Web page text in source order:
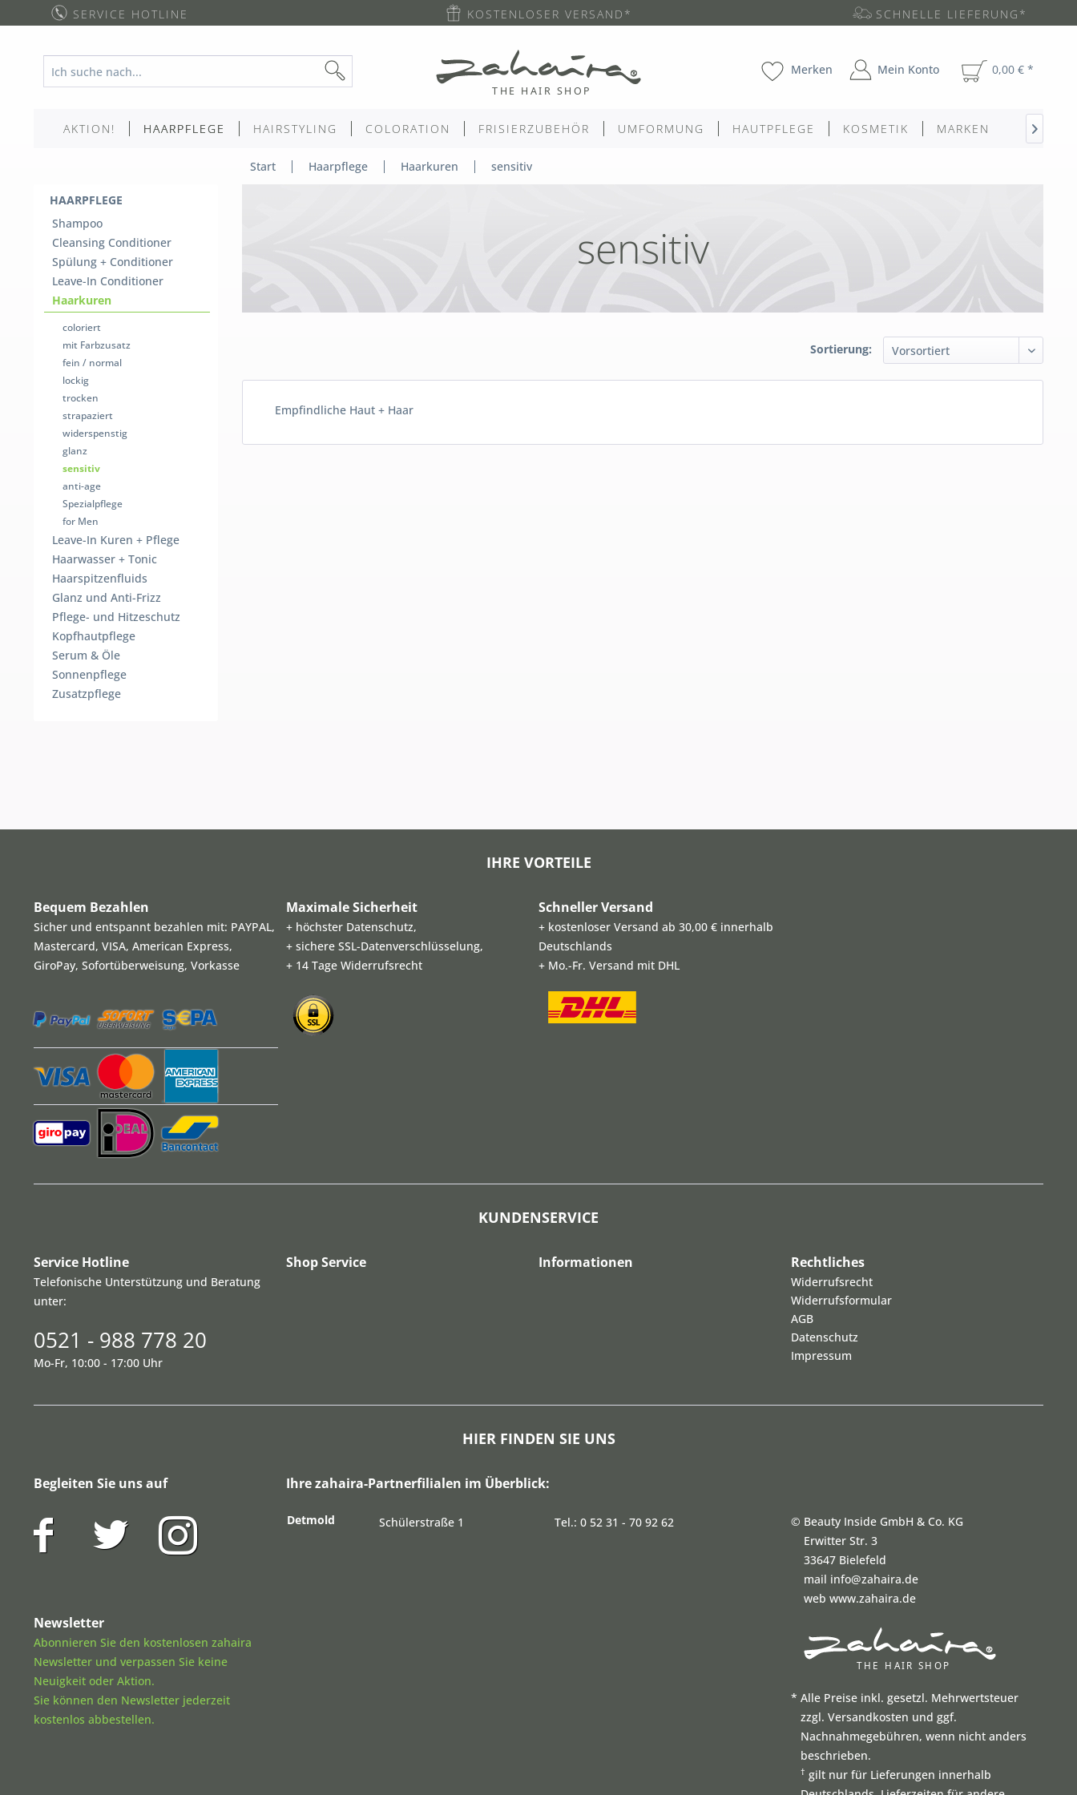
SERVICE HOTLINE KOSTENLOSER VERSAND* SCHNELLE LIEFERUNG*
Merken Mein Konto 0,00 € *
AKTION! HAARPFLEGE HAIRSTYLING COLORATION FRISIERZUBEHÖR UMFORMUNG HAUTPFLEGE KOSMETIK MARKEN 
HAARPFLEGE
Shampoo
Cleansing Conditioner
Spülung + Conditioner
Leave-In Conditioner
Haarkuren
coloriert
mit Farbzusatz
fein / normal
lockig
trocken
strapaziert
widerspenstig
glanz
sensitiv
anti-age
Spezialpflege
for Men
Leave-In Kuren + Pflege
Haarwasser + Tonic
Haarspitzenfluids
Glanz und Anti-Frizz
Pflege- und Hitzeschutz
Kopfhautpflege
Serum & Öle
Sonnenpflege
Zusatzpflege
Start Haarpflege Haarkuren sensitiv
sensitiv
Sortierung:
Empfindliche Haut + Haar
IHRE VORTEILE
Bequem Bezahlen
Sicher und entspannt bezahlen mit: PAYPAL,
Mastercard, VISA, American Express,
GiroPay, Sofortüberweisung, Vorkasse
Maximale Sicherheit
+ höchster Datenschutz,
+ sichere SSL-Datenverschlüsselung,
+ 14 Tage Widerrufsrecht
Schneller Versand
+ kostenloser Versand ab 30,00 € innerhalb
Deutschlands
+ Mo.-Fr. Versand mit DHL
KUNDENSERVICE
Service Hotline
Telefonische Unterstützung und Beratung
unter:
0521 - 988 778 20
Mo-Fr, 10:00 - 17:00 Uhr
Shop Service Informationen Rechtliches
Widerrufsrecht
Widerrufsformular
AGB
Datenschutz
Impressum
HIER FINDEN SIE UNS
Begleiten Sie uns auf
Newsletter
Abonnieren Sie den kostenlosen zahaira
Newsletter und verpassen Sie keine
Neuigkeit oder Aktion.
Sie können den Newsletter jederzeit
kostenlos abbestellen.
Ihre zahaira-Partnerfilialen im Überblick:
Detmold Schülerstraße 1 Tel.: 0 52 31 - 70 92 62 © Beauty Inside GmbH & Co. KG
Erwitter Str. 3
33647 Bielefeld
mail info@zahaira.de
web www.zahaira.de
* Alle Preise inkl. gesetzl. Mehrwertsteuer
zzgl. Versandkosten und ggf.
Nachnahmegebühren, wenn nicht anders
beschrieben.
† gilt nur für Lieferungen innerhalb